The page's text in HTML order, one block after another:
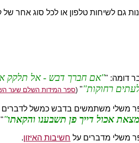
גם לשיחות טלפון או לכל סוג אחר
דומה: " אם חברך דבש - אל תלקק
רחוקות "
(ספר המידות השלם שער
משלי משתמשים בדבש כמשל לדברים
אכול דייך פן תשבענו והקאתו "
משלי מדברים על חשיבות האיזון.